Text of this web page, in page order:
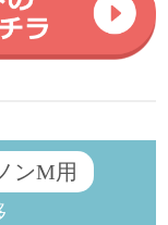
ンM用